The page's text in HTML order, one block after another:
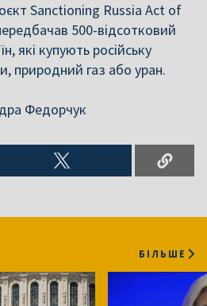
Sanctioning Russia Act of
500-відсотковий
які купують російську
природний газ або уран.
Федорчук
БІЛЬШЕ